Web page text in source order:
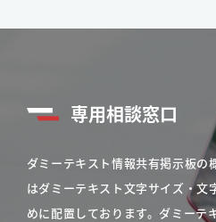
専用相談窓口
ダミーテキスト情報共有掲示板の
はダミーテキスト文字サイズ・文
めに配置しております。ダミーテ